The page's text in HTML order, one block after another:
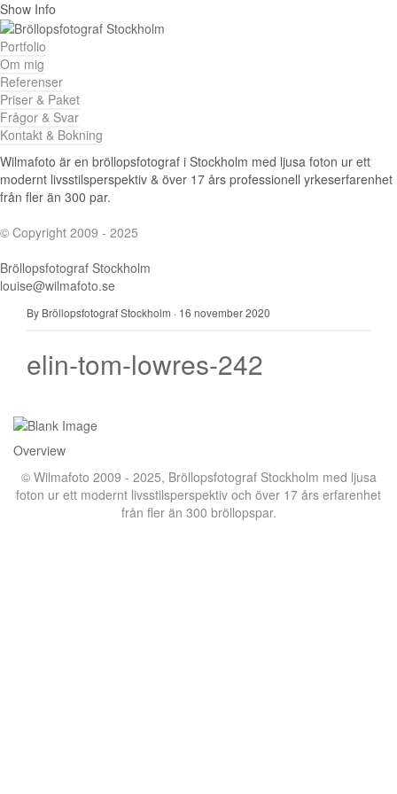
Show Info
Portfolio
Om mig
Referenser
Priser & Paket
Frågor & Svar
Kontakt & Bokning
Wilmafoto är en bröllopsfotograf i Stockholm med ljusa foton ur ett
modernt livsstilsperspektiv & över 17 års professionell yrkeserfarenhet
från fler än 300 par.
© Copyright 2009 - 2025
Bröllopsfotograf Stockholm
louise@wilmafoto.se
By Bröllopsfotograf Stockholm · 16 november 2020
elin-tom-lowres-242
Overview
© Wilmafoto 2009 - 2025, Bröllopsfotograf Stockholm med ljusa
foton ur ett modernt livsstilsperspektiv och över 17 års erfarenhet
från fler än 300 bröllopspar.